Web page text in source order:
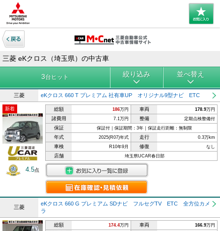
三菱 eKクロス（埼玉県）の中古車
3台ヒット 絞り込み 並べ替え
三菱 eKクロス 660 T プレミアム 社有車UP オリジナル9型ナビ ETC
新着
4.5点
総額 186万円 車両 178.9万円
諸費用 7.1万円 整備 定期点検整備付
保証 保証付｜保証期間：3年｜保証走行距離：無制限
年式 2025(R07)年式 走行 0.3万km
車検 R10年9月 修復 なし
店舗 埼玉県UCAR春日部
三菱
eKクロス 660 G プレミアム SDナビ フルセグTV ETC 全方位カメ
ラ
総額 174.4万円 車両 166.9万円